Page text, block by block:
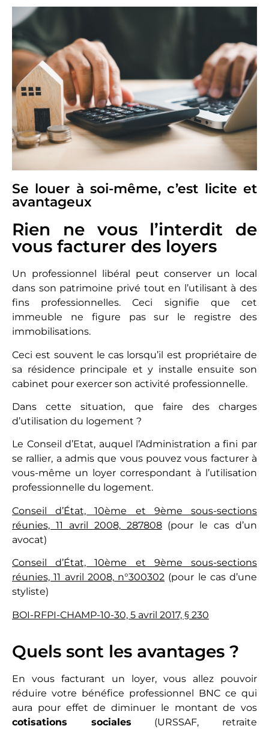
Se louer à soi-même, c’est licite et
avantageux
Rien ne vous l’interdit de
vous facturer des loyers
Un professionnel libéral peut conserver un local
dans son patrimoine privé tout en l’utilisant à des
fins professionnelles. Ceci signifie que cet
immeuble ne figure pas sur le registre des
immobilisations.
Ceci est souvent le cas lorsqu’il est propriétaire de
sa résidence principale et y installe ensuite son
cabinet pour exercer son activité professionnelle.
Dans cette situation, que faire des charges
d’utilisation du logement ?
Le Conseil d’Etat, auquel l’Administration a fini par
se rallier, a admis que vous pouvez vous facturer à
vous-même un loyer correspondant à l’utilisation
professionnelle du logement.
Conseil d’État, 10ème et 9ème sous-sections
réunies, 11 avril 2008, 287808(pour le cas d’un
avocat)
Conseil d’État, 10ème et 9ème sous-sections
réunies, 11 avril 2008, n°300302 (pour le cas d’une
styliste)
BOI-RFPI-CHAMP-10-30, 5 avril 2017, § 230
Quels sont les avantages ?
En vous facturant un loyer, vous allez pouvoir
réduire votre bénéfice professionnel BNC ce qui
aura pour effet de diminuer le montant de vos
cotisations sociales (URSSAF, retraite